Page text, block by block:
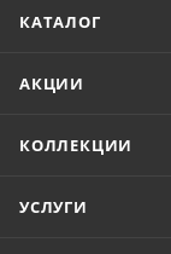
КАТАЛОГ
АКЦИИ
КОЛЛЕКЦИИ
УСЛУГИ